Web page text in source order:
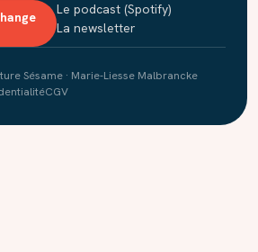
Le podcast (Spotify)
La newsletter
Sésame · Marie-Liesse Malbrancke
CGV